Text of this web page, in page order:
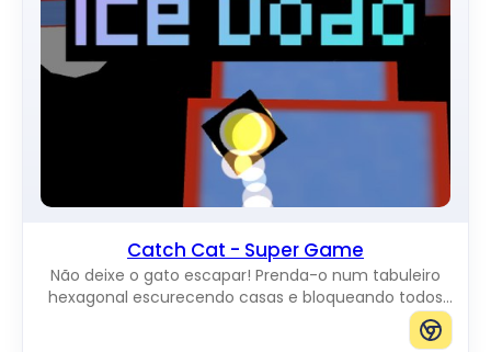
Catch Cat - Super Game
Não deixe o gato escapar! Prenda-o num tabuleiro
hexagonal escurecendo casas e bloqueando todos